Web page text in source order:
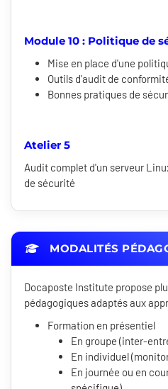
Module 10 : Politique de
Mise en place d'une
Outils d'audit de
Bonnes pratiques de
Atelier 5
Audit complet d'un serveur
de sécurité
MODALITÉS
Docaposte Institute propose
pédagogiques adaptés aux
Formation en présentiel
En groupe (inter-
En individuel
En journée ou en